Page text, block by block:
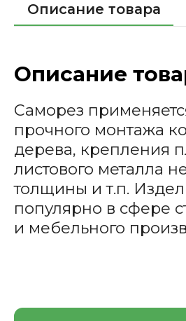
Описание товара
Описание
Саморез
прочного монтажа
дерева, крепления
листового металла
толщины и т.п.
популярно в сфере
и мебельного